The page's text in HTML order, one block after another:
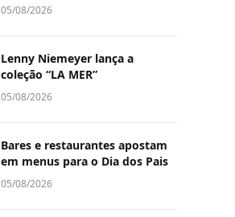
05/08/2026
Lenny Niemeyer lança a
coleção “LA MER”
05/08/2026
Bares e restaurantes apostam
em menus para o Dia dos Pais
05/08/2026